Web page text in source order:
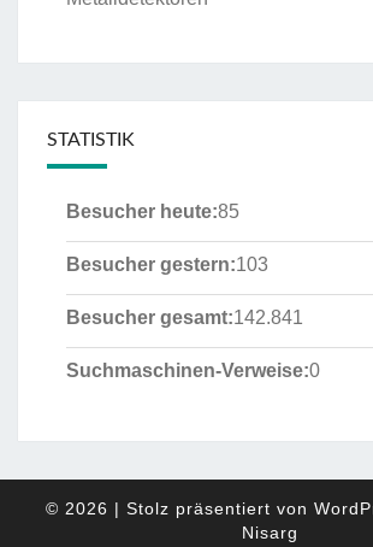
STATISTIK
Besucher heute:85
Besucher gestern:103
Besucher gesamt:142.841
Suchmaschinen-Verweise:0
© 2026 | Stolz präsentiert von
Nisarg